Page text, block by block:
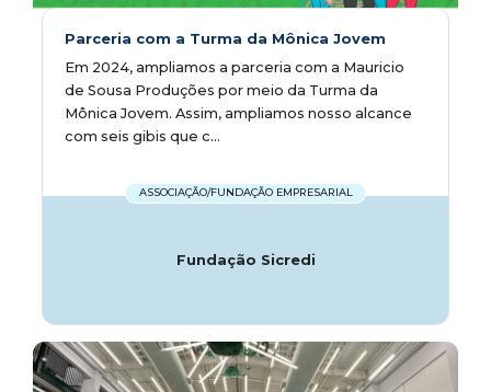
Parceria com a Turma da Mônica Jovem
Em 2024, ampliamos a parceria com a Mauricio
de Sousa Produções por meio da Turma da
Mônica Jovem. Assim, ampliamos nosso alcance
com seis gibis que c...
ASSOCIAÇÃO/FUNDAÇÃO EMPRESARIAL
Fundação Sicredi